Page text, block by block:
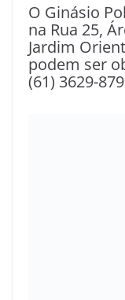
O Ginásio
na Rua 25,
Jardim
podem ser
(61) 3629-